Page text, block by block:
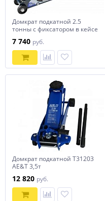
Домкрат подкатной 2.5
тонны с фиксатором в кейсе
7 740 руб.
Домкрат подкатной T31203
AE&T 3,5т
12 820 руб.